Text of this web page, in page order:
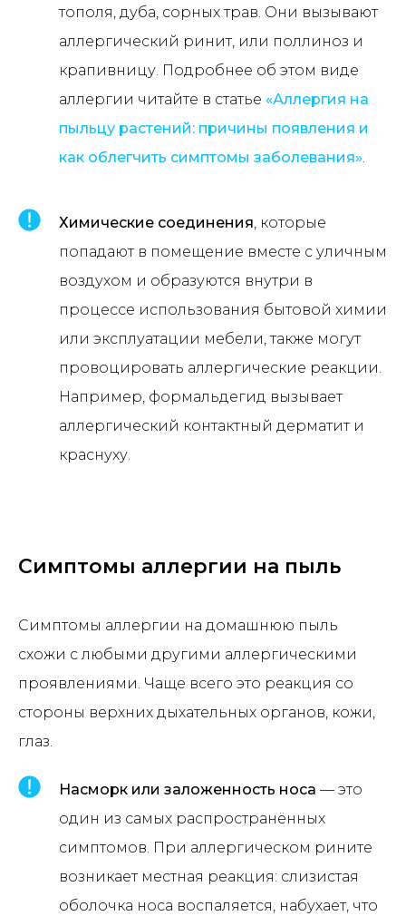
тополя, дуба, сорных трав. Они вызывают
аллергический ринит, или поллиноз и
крапивницу. Подробнее об этом виде
аллергии читайте в статье «Аллергия на
пыльцу растений: причины появления и
как облегчить симптомы заболевания».
Химические соединения, которые
попадают в помещение вместе с уличным
воздухом и образуются внутри в
процессе использования бытовой химии
или эксплуатации мебели, также могут
провоцировать аллергические реакции.
Например, формальдегид вызывает
аллергический контактный дерматит и
краснуху.
Симптомы аллергии на пыль
Симптомы аллергии на домашнюю пыль
схожи с любыми другими аллергическими
проявлениями. Чаще всего это реакция со
стороны верхних дыхательных органов, кожи,
глаз.
Насморк или заложенность носа — это
один из самых распространённых
симптомов. При аллергическом рините
возникает местная реакция: слизистая
оболочка носа воспаляется, набухает, что